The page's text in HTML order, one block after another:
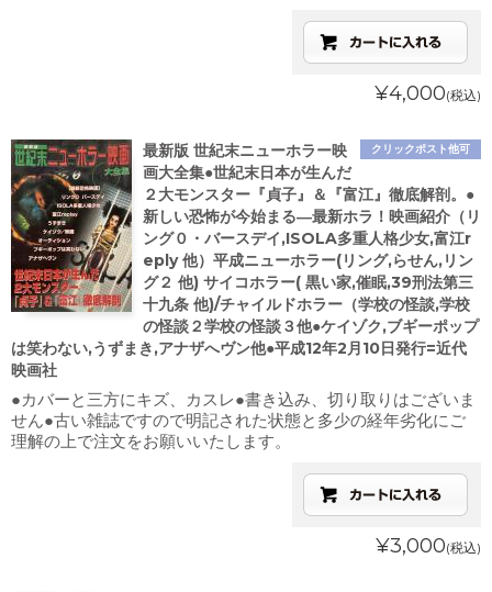
¥4,000(税込)
クリックポスト他可
最新版 世紀末ニューホラー映
画大全集●世紀末日本が生んだ
２大モンスター『貞子』＆『富江』徹底解剖。●
新しい恐怖が今始まる―最新ホラ！映画紹介（リ
ング０・バースデイ,ISOLA多重人格少女,富江r
eply 他）平成ニューホラー(リング,らせん,リン
グ２ 他) サイコホラー( 黒い家,催眠,39刑法第三
十九条 他)/チャイルドホラー（学校の怪談,学校
の怪談２学校の怪談３他●ケイゾク,ブギーポップ
は笑わない,うずまき,アナザへヴン他●平成12年2月10日発行=近代
映画社
●カバーと三方にキズ、カスレ●書き込み、切り取りはございま
せん●古い雑誌ですので明記された状態と多少の経年劣化にご
理解の上で注文をお願いいたします。
¥3,000(税込)